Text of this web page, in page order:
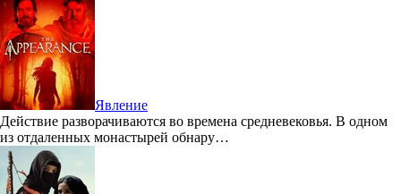
Явление
Действие разворачиваются во времена средневековья. В одном
из отдаленных монастырей обнару…